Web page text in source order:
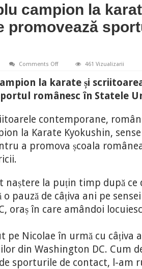
campion la
promovează
Comments Offon
campion
karate
Ioana
Lee
promovează
sportul
românesc
în
461 Vizualizarii
la karate și
românesc în Statele
contemporane,
la Karate Kyokushin,
a promova școala
naștere la puțin timp după
pauză de câțiva ani pe
oraș în care amândoi
pe Nicolae în urmă cu câțiva
din Washington DC. Cum
sporturile de contact, l-am